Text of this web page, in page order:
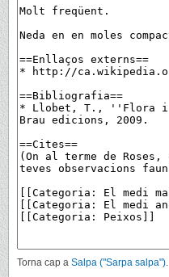
Torna cap a Salpa ("Sarpa salpa").